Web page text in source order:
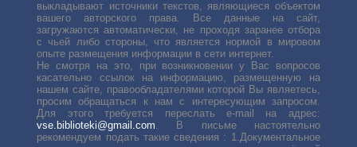
выкладывают источники текстов, являющиеся объектом
вашего авторского права. Все данные на сайт,
загружаются автоматически, не проходя заранее отбора
с чьей либо стороны, что является нормой в мировом
опыте размещения информации в сети интернет.
Не смотря на это, при возникновении у Вас вопросов
касательно ссылок на информацию, размещенную на
нашем сайте, правообладателями которой Вы являетесь,
просим обращаться к нам с интересующим запросом.
Для этого требуется переслать е-mail на адрес:
vse.biblioteki@gmail.com. В письме настоятельно
рекомендуем подать такие сведения : 1.Документальное